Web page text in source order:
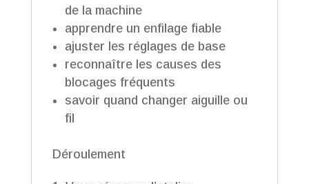
de la machine
apprendre un enfilage fiable
ajuster les réglages de base
reconnaître les causes des
blocages fréquents
savoir quand changer aiguille ou
fil
Déroulement